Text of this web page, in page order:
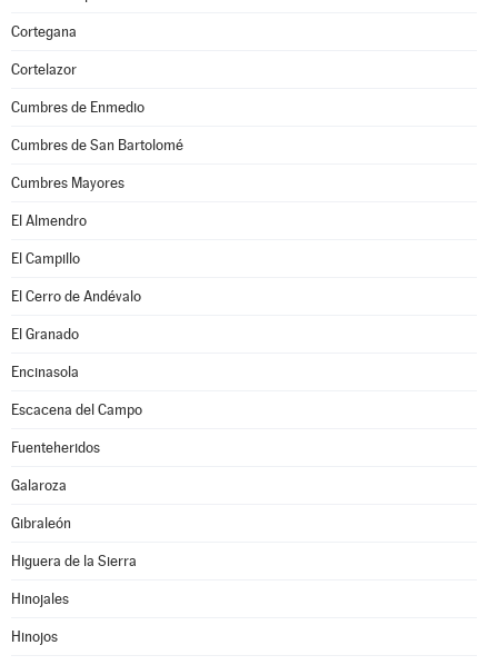
Cortegana
Cortelazor
Cumbres de Enmedio
Cumbres de San Bartolomé
Cumbres Mayores
El Almendro
El Campillo
El Cerro de Andévalo
El Granado
Encinasola
Escacena del Campo
Fuenteheridos
Galaroza
Gibraleón
Higuera de la Sierra
Hinojales
Hinojos